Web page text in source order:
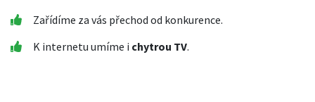
Zařídíme za vás přechod od konkurence.
K internetu umíme i chytrou TV.